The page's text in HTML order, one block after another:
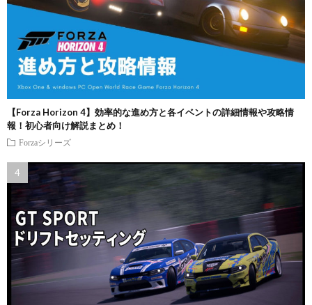
【Forza Horizon 4】効率的な進め方と各イベントの詳細情報や攻略情
報！初心者向け解説まとめ！
Forzaシリーズ